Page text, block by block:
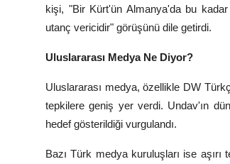
kişi, "Bir Kürt'ün Almanya'da bu
utanç vericidir" görüşünü dile getirdi.
Uluslararası Medya Ne Diyor?
Uluslararası medya, özellikle DW
tepkilere geniş yer verdi. Undav'ın
hedef gösterildiği vurgulandı.
Bazı Türk medya kuruluşları ise